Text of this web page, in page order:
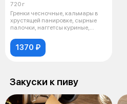
720 г
Гренки чесночные, кальмары в
хрустящей панировке, сырные
палочки, наггетсы куриные,
1370 ₽
Закуски к пиву